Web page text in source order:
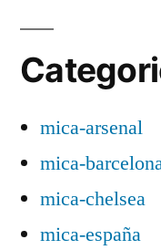
mica-arsenal
mica-
mica-chelsea
mica-españa